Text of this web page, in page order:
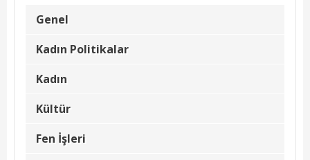
Genel
Kadın Politikalar
Kadın
Kültür
Fen İşleri